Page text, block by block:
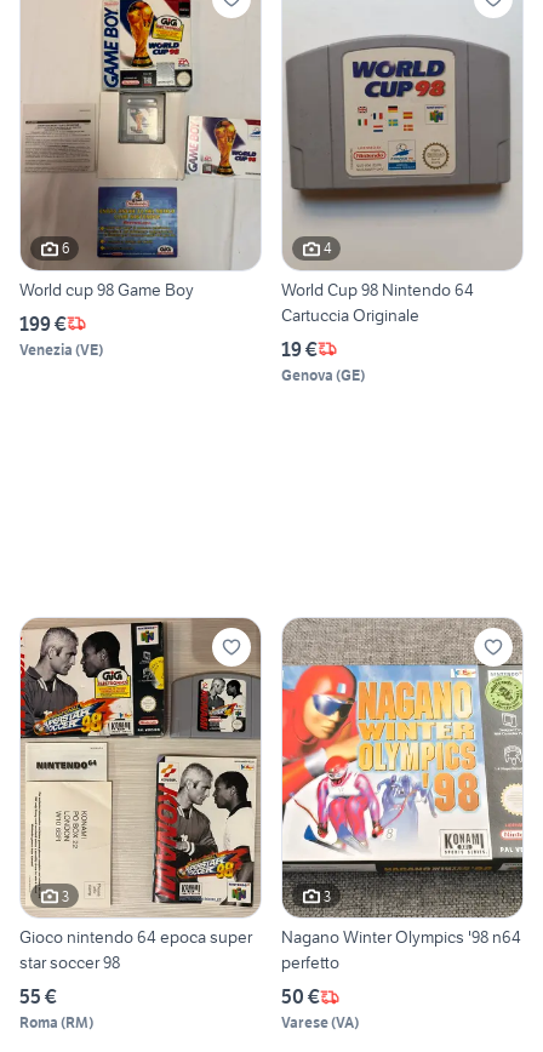
6
World cup 98 Game Boy
199 €
Venezia (VE)
4
World Cup 98 Nintendo 64
Cartuccia Originale
19 €
Genova (GE)
3
Gioco nintendo 64 epoca super
star soccer 98
55 €
Roma (RM)
3
Nagano Winter Olympics '98 n64
perfetto
50 €
Varese(VA)